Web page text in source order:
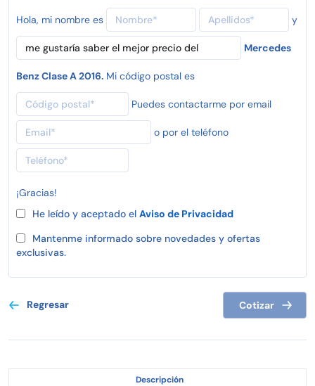
Hola, mi nombre es y
Mercedes
Benz Clase A 2016. Mi código postal es
Puedes contactarme por email
o por el teléfono
¡Gracias!
He leído y aceptado el Aviso de Privacidad
Mantenme informado sobre novedades y ofertas
exclusivas.
Regresar Cotizar
Descripción